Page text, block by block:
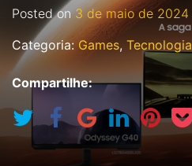
Posted on3 de maio de 2024
Categoria: Games, Tecnologia
Compartilhe: